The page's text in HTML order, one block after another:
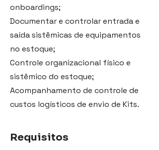
onboardings;
Documentar e controlar entrada e
saída sistêmicas de equipamentos
no estoque;
Controle organizacional físico e
sistêmico do estoque;
Acompanhamento de controle de
custos logísticos de envio de Kits.
Requisitos